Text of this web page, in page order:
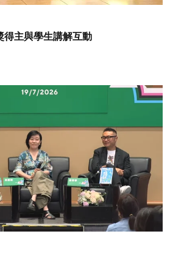
得主與學生講解互動